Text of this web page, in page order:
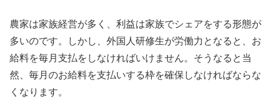
農家は家族経営が多く、利益は家族でシェアをする形態が
多いのです。しかし、外国人研修生が労働力となると、お
給料を毎月支払をしなければいけません。そうなると当
然、毎月のお給料を支払いする枠を確保しなければならな
くなります。